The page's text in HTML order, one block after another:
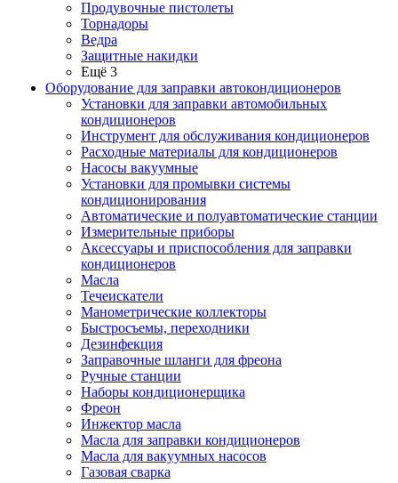
Продувочные пистолеты
Торнадоры
Ведра
Защитные накидки
Ещё 3
Оборудование для заправки автокондиционеров
Установки для заправки автомобильных
кондиционеров
Инструмент для обслуживания кондиционеров
Расходные материалы для кондиционеров
Насосы вакуумные
Установки для промывки системы
кондиционирования
Автоматические и полуавтоматические станции
Измерительные приборы
Аксессуары и приспособления для заправки
кондиционеров
Масла
Течеискатели
Манометрические коллекторы
Быстросъемы, переходники
Дезинфекция
Заправочные шланги для фреона
Ручные станции
Наборы кондиционерщика
Фреон
Инжектор масла
Масла для заправки кондиционеров
Масла для вакуумных насосов
Газовая сварка